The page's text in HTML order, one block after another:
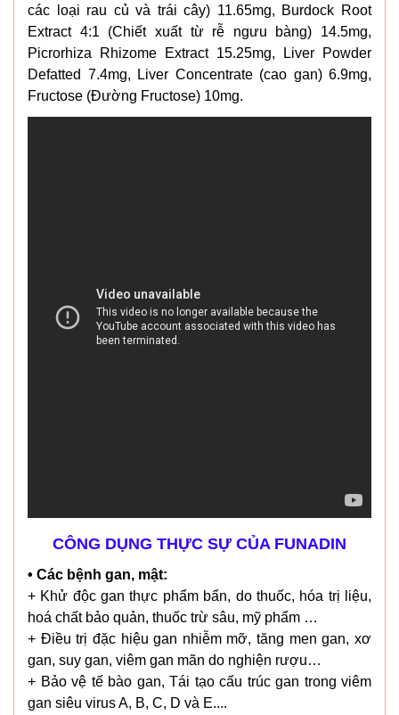
các loại rau củ và trái cây) 11.65mg, Burdock Root
Extract 4:1 (Chiết xuất từ rễ ngưu bàng) 14.5mg,
Picrorhiza Rhizome Extract 15.25mg, Liver Powder
Defatted 7.4mg, Liver Concentrate (cao gan) 6.9mg,
Fructose (Đường Fructose) 10mg.
CÔNG DỤNG THỰC SỰ CỦA FUNADIN
• Các bệnh gan, mật:
+ Khử độc gan thực phẩm bẩn, do thuốc, hóa trị liệu,
hoá chất bảo quản, thuốc trừ sâu, mỹ phẩm …
+ Điều trị đặc hiệu gan nhiễm mỡ, tăng men gan, xơ
gan, suy gan, viêm gan mãn do nghiện rượu…
+ Bảo vệ tế bào gan, Tái tạo cấu trúc gan trong viêm
gan siêu virus A, B, C, D và E....